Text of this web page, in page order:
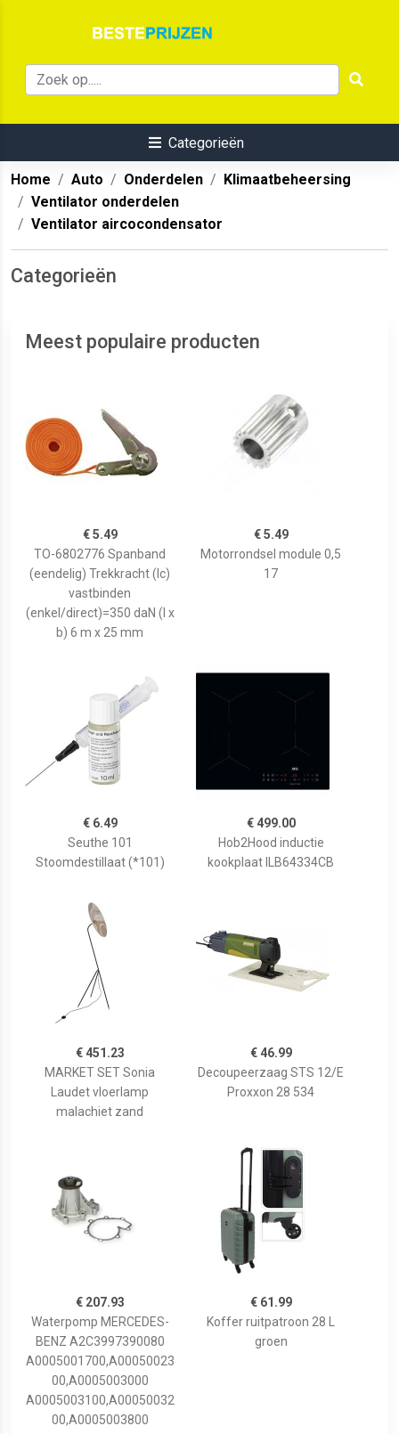
Categorieën
Home Auto Onderdelen
Klimaatbeheersing
Ventilator onderdelen
Ventilator aircocondensator
Categorieën
Meest populaire producten
€ 5.49
TO-6802776 Spanband
(eendelig) Trekkracht (lc)
vastbinden
(enkel/direct)=350 daN (l x
b) 6 m x 25 mm
€ 5.49
Motorrondsel module 0,5
17
€ 6.49
Seuthe 101
Stoomdestillaat (*101)
€ 499.00
Hob2Hood inductie
kookplaat ILB64334CB
€ 451.23
MARKET SET Sonia
Laudet vloerlamp
malachiet zand
€ 46.99
Decoupeerzaag STS 12/E
Proxxon 28 534
€ 207.93
Waterpomp MERCEDES-
BENZ A2C3997390080
A0005001700,A00050023
00,A0005003000
A0005003100,A00050032
00,A0005003800
€ 61.99
Koffer ruitpatroon 28 L
groen